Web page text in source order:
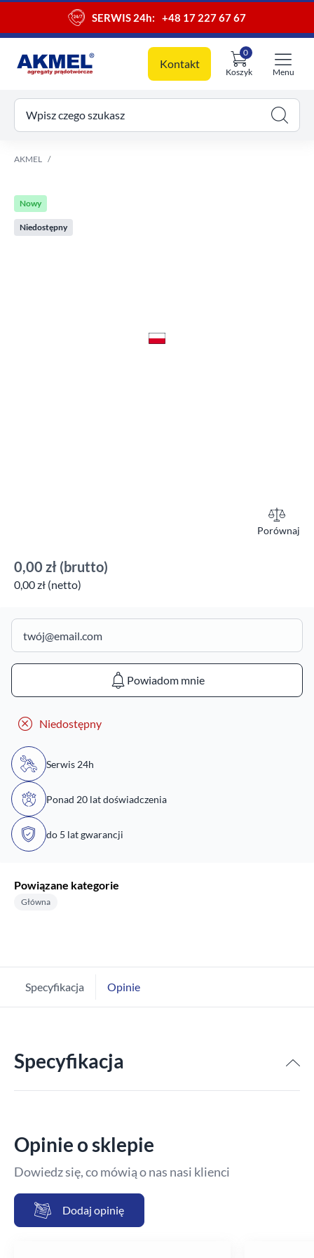
SERWIS 24h: +48 17 227 67 67
Kontakt
Koszyk
0
koszyk
Menu
Wpisz czego szukasz
AKMEL
Nowy
Niedostępny
Porównaj
0,00 zł (brutto)
0,00 zł (netto)
Powiadom mnie
Niedostępny
Serwis 24h
Ponad 20 lat doświadczenia
do 5 lat gwarancji
Powiązane kategorie
Główna
Specyfikacja Opinie
Specyfikacja
Opinie o sklepie
Dowiedz się, co mówią o nas nasi klienci
Dodaj opinię